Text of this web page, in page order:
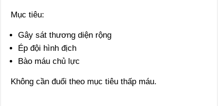
Mục tiêu:
Gây sát thương diện rộng
Ép đội hình địch
Bào máu chủ lực
Không cần đuổi theo mục tiêu thấp máu.